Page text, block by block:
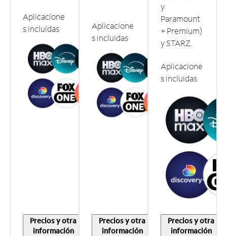
Aplicacione
s incluidas
Precios y otra
información
Aplicacione
s incluidas
Precios y otra
información
y
Paramount
+ Premium)
y STARZ.
Aplicacione
s incluidas
Precios y otra
información